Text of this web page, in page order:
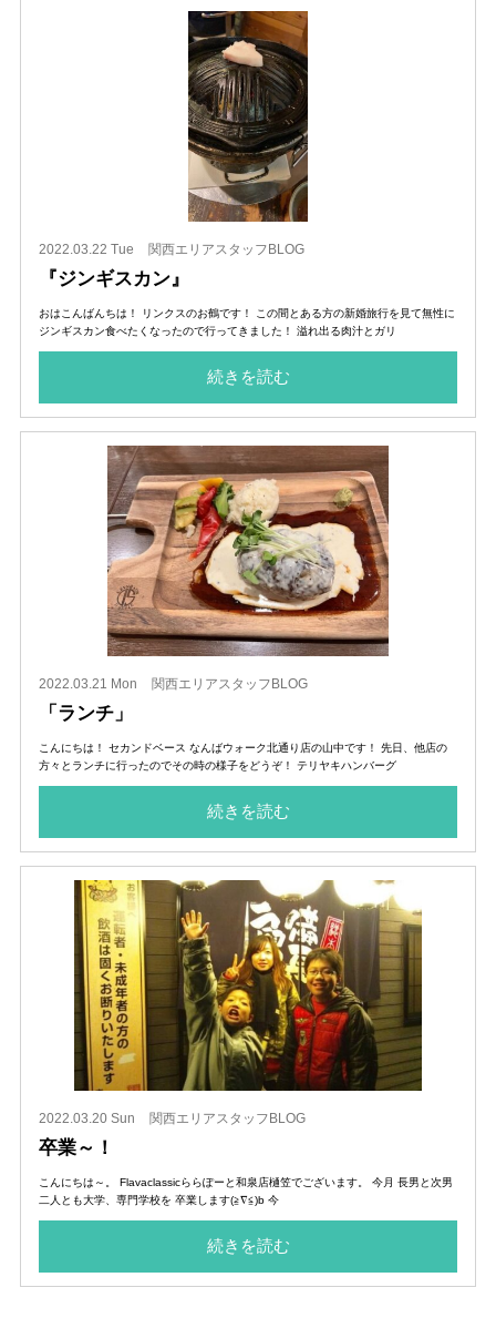
2022.03.22 Tue 関西エリアスタッフBLOG
『ジンギスカン』
おはこんばんちは！ リンクスのお鶴です！ この間とある方の新婚旅行を見て無性に
ジンギスカン食べたくなったので行ってきました！ 溢れ出る肉汁とガリ
続きを読む
2022.03.21 Mon 関西エリアスタッフBLOG
「ランチ」
こんにちは！ セカンドベース なんばウォーク北通り店の山中です！ 先日、他店の
方々とランチに行ったのでその時の様子をどうぞ！ テリヤキハンバーグ
続きを読む
2022.03.20 Sun 関西エリアスタッフBLOG
卒業～！
こんにちは～。 Flavaclassicららぽーと和泉店樋笠でございます。 今月 長男と次男
二人とも大学、専門学校を 卒業します(≧∇≦)b 今
続きを読む